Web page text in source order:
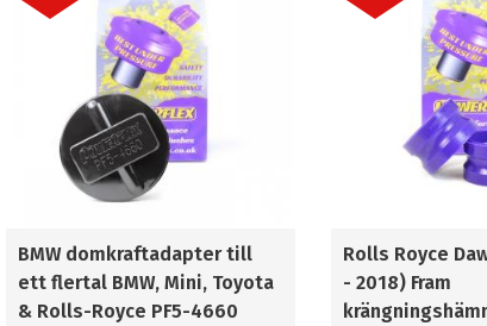
BMW domkraftadapter till
ett flertal BMW, Mini, Toyota
& Rolls-Royce PF5-4660
Rolls Royce
- 2018) Fram